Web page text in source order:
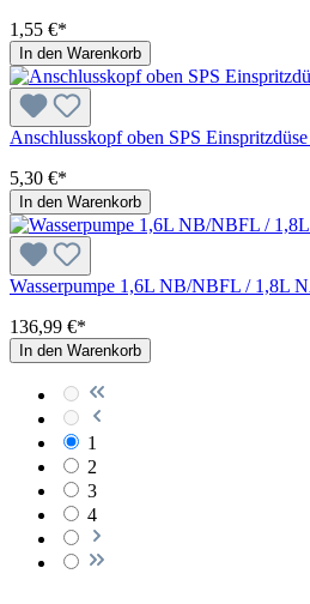
1,55 €*
In den Warenkorb
Anschlusskopf oben SPS
5,30 €*
In den Warenkorb
Wasserpumpe 1,6L NB/NBFL / 1,8L
136,99 €*
In den Warenkorb
1
2
3
4